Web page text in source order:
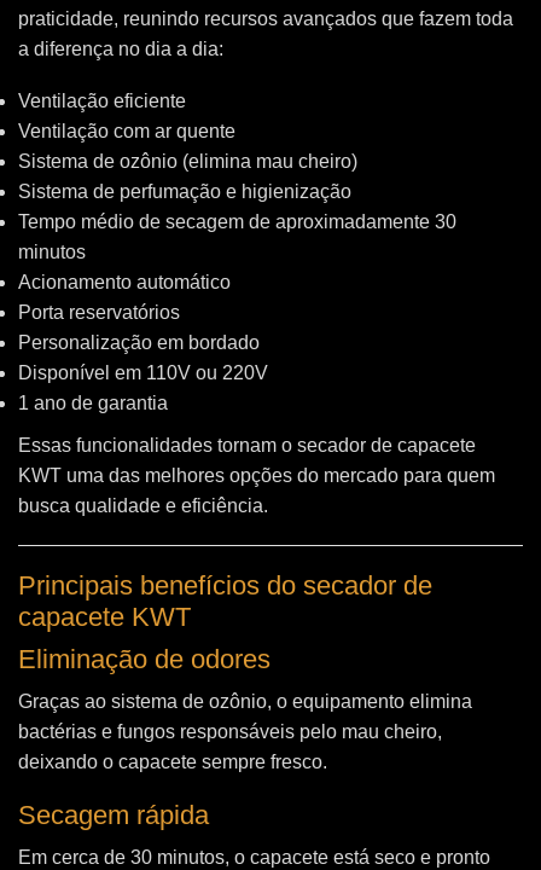
praticidade, reunindo recursos avançados que fazem toda
a diferença no dia a dia:
Ventilação eficiente
Ventilação com ar quente
Sistema de ozônio (elimina mau cheiro)
Sistema de perfumação e higienização
Tempo médio de secagem de aproximadamente 30
minutos
Acionamento automático
Porta reservatórios
Personalização em bordado
Disponível em 110V ou 220V
1 ano de garantia
Essas funcionalidades tornam o secador de capacete
KWT uma das melhores opções do mercado para quem
busca qualidade e eficiência.
Principais benefícios do secador de
capacete KWT
Eliminação de odores
Graças ao sistema de ozônio, o equipamento elimina
bactérias e fungos responsáveis pelo mau cheiro,
deixando o capacete sempre fresco.
Secagem rápida
Em cerca de 30 minutos, o capacete está seco e pronto